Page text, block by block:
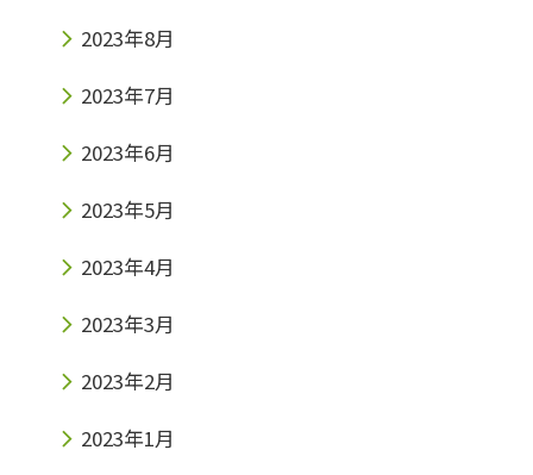
2023年8月
2023年7月
2023年6月
2023年5月
2023年4月
2023年3月
2023年2月
2023年1月